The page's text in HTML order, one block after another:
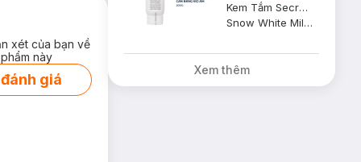
xét của bạn về
này
giá
Kem Tắm Secret Key Dưỡng Sáng Da Mặt Và Cơ Thể 200g
Snow White Milky Pack
Xem thêm